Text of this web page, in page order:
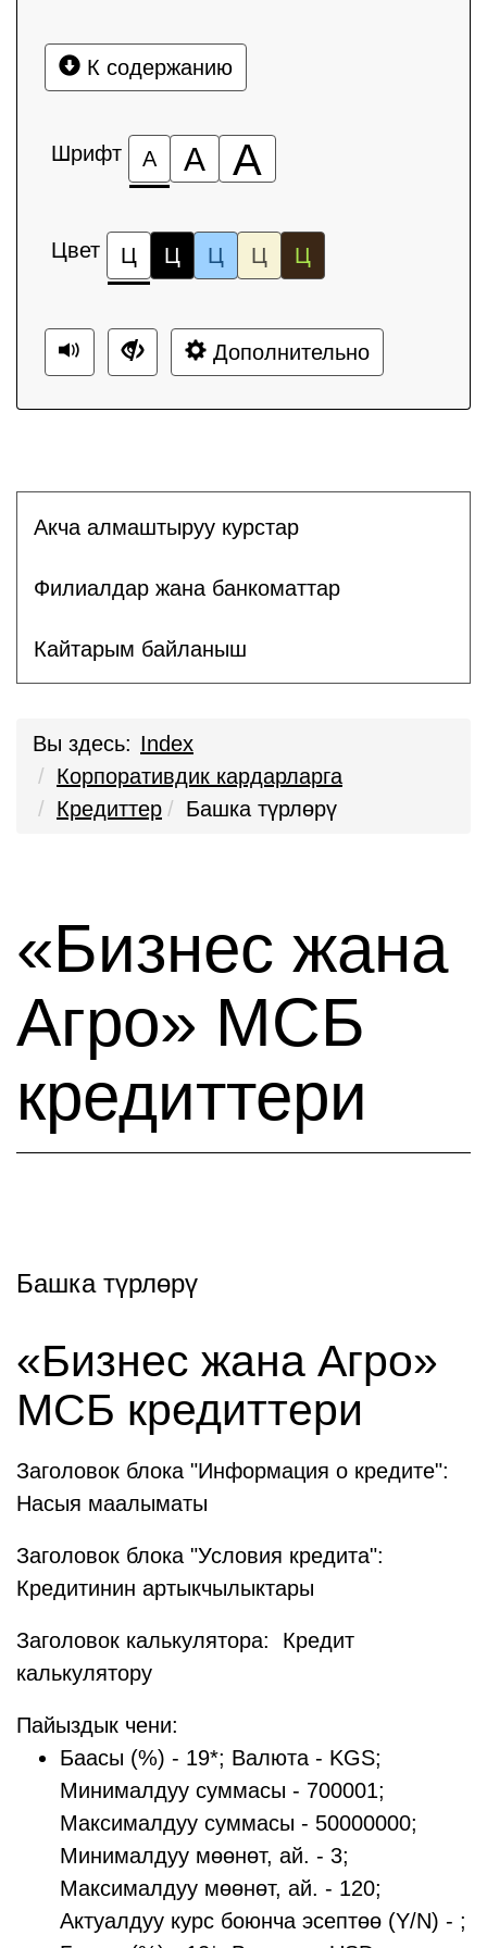
К содержанию
Шрифт А А А
Цвет Ц Ц Ц Ц Ц
Дополнительно
Акча алмаштыруу курстар
Филиалдар жана банкоматтар
Кайтарым байланыш
Вы здесь: Index
Корпоративдик кардарларга
Кредиттер
Башка түрлөрү
«Бизнес жана
Агро» МСБ
кредиттери
Башка түрлөрү
«Бизнес жана Агро»
МСБ кредиттери
Заголовок блока "Информация о кредите":
Насыя маалыматы
Заголовок блока "Условия кредита":
Кредитинин артыкчылыктары
Заголовок калькулятора: Кредит
калькулятору
Пайыздык чени:
Баасы (%) - 19*; Валюта - KGS;
Минималдуу суммасы - 700001;
Максималдуу суммасы - 50000000;
Минималдуу мөөнөт, ай. - 3;
Максималдуу мөөнөт, ай. - 120;
Актуалдуу курс боюнча эсептөө (Y/N) - ;